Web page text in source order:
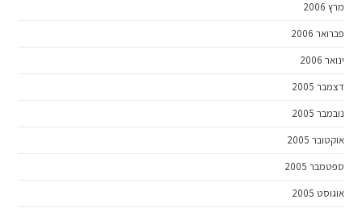
מרץ 2006
פברואר 2006
ינואר 2006
דצמבר 2005
נובמבר 2005
אוקטובר 2005
ספטמבר 2005
אוגוסט 2005